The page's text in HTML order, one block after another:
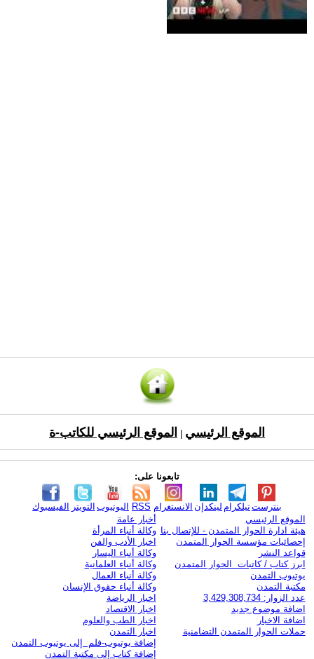
الموقع الرئيسي الموقع الرئيسي للكاتب-ة
تابعونا على:
الفيسبوك التويتر اليوتيوب RSS الانستغرام لينكدإن تيلكرامبنترست
الموقع الرئيسي
هيئة ادارة الحوار المتمدن - للإتصال بنا
إحصائيات مؤسسة الحوار المتمدن
قواعد النشر
ابرز كتاب / كاتبات الحوار المتمدن
يوتيوب التمدن
مكتبة التمدن
عدد الزوار: 3,429,308,734
اضافة موضوع جديد
اضافة الاخبار
حملات الحوار المتمدن التضامنية
أخبار عامة
وكالة أنباء المرأة
اخبار الأدب والفن
وكالة أنباء اليسار
وكالة أنباء العلمانية
وكالة أنباء العمال
وكالة أنباء حقوق الإنسان
اخبار الرياضة
اخبار الاقتصاد
اخبار الطب والعلوم
اخبار التمدن
إضافة يوتيوب-فلم إلى يوتيوب التمدن
إضافة كتاب إلى مكتبة التمدن